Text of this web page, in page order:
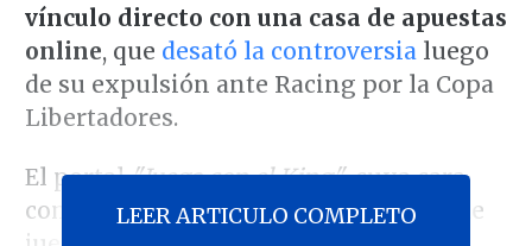
vínculo directo con una casa de apuestas
online, que desató la controversia luego
de su expulsión ante Racing por la Copa
Libertadores.
El portal"Juega con el King", cuya cara
comercial es Vidal, tenía como factor de
LEER ARTICULO COMPLETO